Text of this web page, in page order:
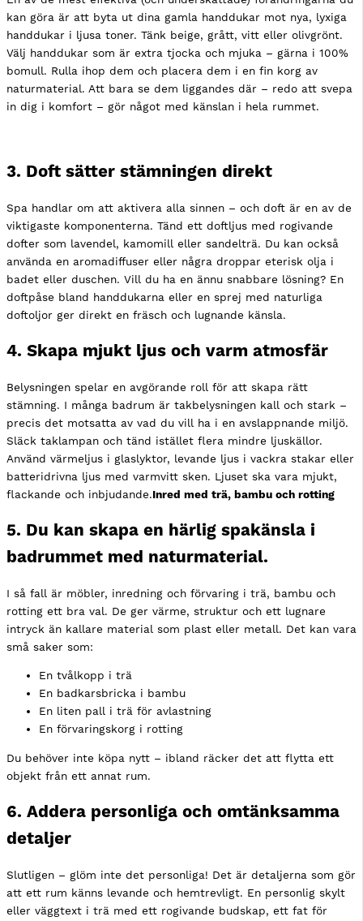
kan göra är att byta ut dina gamla handdukar mot nya, lyxiga
handdukar i ljusa toner. Tänk beige, grått, vitt eller olivgrönt.
Välj handdukar som är extra tjocka och mjuka – gärna i 100%
bomull. Rulla ihop dem och placera dem i en fin korg av
naturmaterial. Att bara se dem liggandes där – redo att svepa
in dig i komfort – gör något med känslan i hela rummet.
3. Doft sätter stämningen direkt
Spa handlar om att aktivera alla sinnen – och doft är en av de
viktigaste komponenterna. Tänd ett doftljus med rogivande
dofter som lavendel, kamomill eller sandelträ. Du kan också
använda en aromadiffuser eller några droppar eterisk olja i
badet eller duschen. Vill du ha en ännu snabbare lösning? En
doftpåse bland handdukarna eller en sprej med naturliga
doftoljor ger direkt en fräsch och lugnande känsla.
4. Skapa mjukt ljus och varm atmosfär
Belysningen spelar en avgörande roll för att skapa rätt
stämning. I många badrum är takbelysningen kall och stark –
precis det motsatta av vad du vill ha i en avslappnande miljö.
Släck taklampan och tänd istället flera mindre ljuskällor.
Använd värmeljus i glaslyktor, levande ljus i vackra stakar eller
batteridrivna ljus med varmvitt sken. Ljuset ska vara mjukt,
flackande och inbjudande.Inred med trä, bambu och rotting
5. Du kan skapa en härlig spakänsla i
badrummet med naturmaterial.
I så fall är möbler, inredning och förvaring i trä, bambu och
rotting ett bra val. De ger värme, struktur och ett lugnare
intryck än kallare material som plast eller metall. Det kan vara
små saker som:
En tvålkopp i trä
En badkarsbricka i bambu
En liten pall i trä för avlastning
En förvaringskorg i rotting
Du behöver inte köpa nytt – ibland räcker det att flytta ett
objekt från ett annat rum.
6. Addera personliga och omtänksamma
detaljer
Slutligen – glöm inte det personliga! Det är detaljerna som gör
att ett rum känns levande och hemtrevligt. En personlig skylt
eller väggtext i trä med ett rogivande budskap, ett fat för